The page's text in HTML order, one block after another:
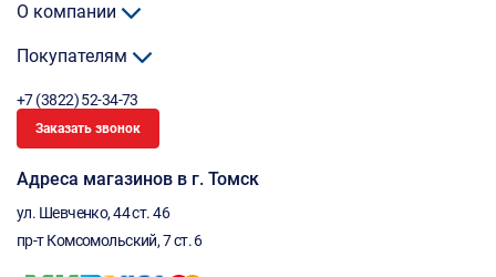
О компании
Покупателям
+7 (3822) 52-34-73
Заказать звонок
Адреса магазинов в г. Томск
ул. Шевченко, 44 ст. 46
пр-т Комсомольский, 7 ст. 6